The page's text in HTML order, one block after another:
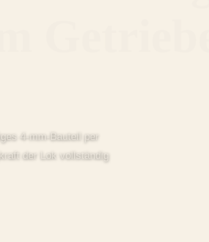
4-mm-Bauteil per
der Lok vollständig